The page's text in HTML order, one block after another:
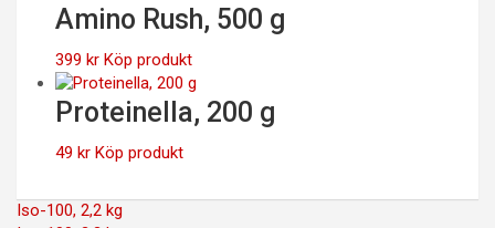
priset
var:
360 kr.
priset
är:
295 kr.
Amino Rush, 500 g
399 kr Köp produkt
Proteinella, 200 g
49 kr Köp produkt
Inläggsnavigering
Iso-100, 2,2 kg